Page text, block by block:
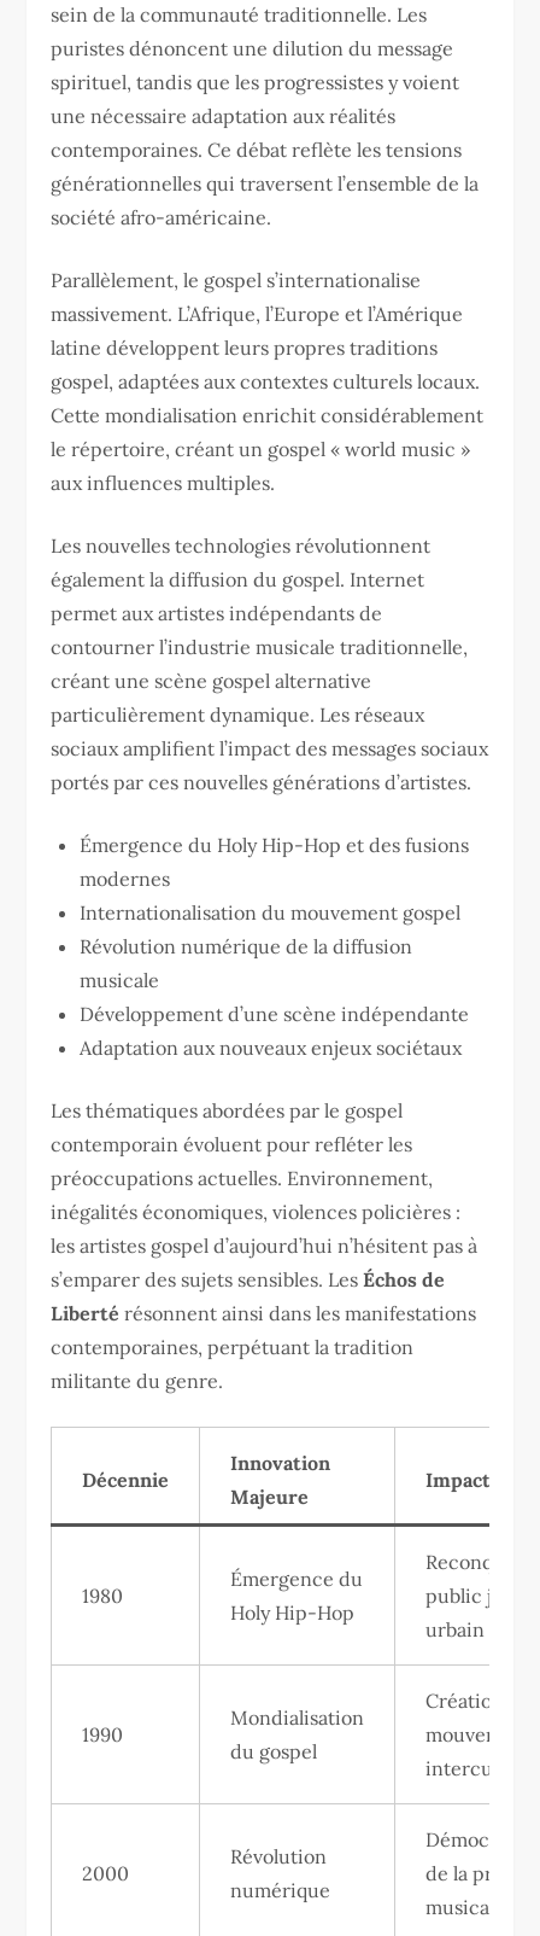
sein de la communauté traditionnelle. Les
puristes dénoncent une dilution du message
spirituel, tandis que les progressistes y voient
une nécessaire adaptation aux réalités
contemporaines. Ce débat reflète les tensions
générationnelles qui traversent l’ensemble de la
société afro-américaine.
Parallèlement, le gospel s’internationalise
massivement. L’Afrique, l’Europe et l’Amérique
latine développent leurs propres traditions
gospel, adaptées aux contextes culturels locaux.
Cette mondialisation enrichit considérablement
le répertoire, créant un gospel « world music »
aux influences multiples.
Les nouvelles technologies révolutionnent
également la diffusion du gospel. Internet
permet aux artistes indépendants de
contourner l’industrie musicale traditionnelle,
créant une scène gospel alternative
particulièrement dynamique. Les réseaux
sociaux amplifient l’impact des messages sociaux
portés par ces nouvelles générations d’artistes.
Émergence du Holy Hip-Hop et des fusions
modernes
Internationalisation du mouvement gospel
Révolution numérique de la diffusion
musicale
Développement d’une scène indépendante
Adaptation aux nouveaux enjeux sociétaux
Les thématiques abordées par le gospel
contemporain évoluent pour refléter les
préoccupations actuelles. Environnement,
inégalités économiques, violences policières :
les artistes gospel d’aujourd’hui n’hésitent pas à
s’emparer des sujets sensibles. LesÉchos de
Liberté résonnent ainsi dans les manifestations
contemporaines, perpétuant la tradition
militante du genre.
Décennie
Innovation
Majeure
Impact
1980
Émergence du
Holy Hip-Hop
Reconquête
public jeune
urbain
1990
Mondialisation
du gospel
Création
mouvement
2000
Révolution
numérique
de la
musicale